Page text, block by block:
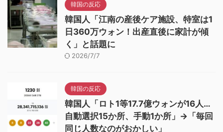
韓国の反応
韓国人「江南の産後ケア施設、特室は1
日360万ウォン！出産直後に家計が傾
く」と話題に
2026/7/7
韓国の反応
韓国人「ロト1等17.7億ウォンが16人…
自動選択15か所、手動1か所」→「毎回
同じ人数なのがおかしい」